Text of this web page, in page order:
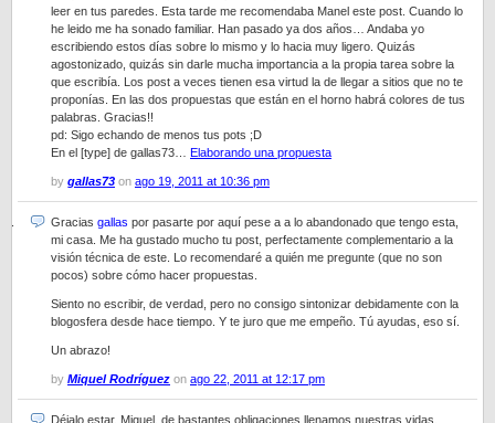
leer en tus paredes. Esta tarde me recomendaba Manel este post. Cuando lo
he leido me ha sonado familiar. Han pasado ya dos años… Andaba yo
escribiendo estos días sobre lo mismo y lo hacia muy ligero. Quizás
agostonizado, quizás sin darle mucha importancia a la propia tarea sobre la
que escribía. Los post a veces tienen esa virtud la de llegar a sitios que no te
proponías. En las dos propuestas que están en el horno habrá colores de tus
palabras. Gracias!!
pd: Sigo echando de menos tus pots ;D
En el [type] de gallas73… Elaborando una propuesta
by gallas73 on ago 19, 2011 at 10:36 pm
Gracias gallas por pasarte por aquí pese a a lo abandonado que tengo esta,
mi casa. Me ha gustado mucho tu post, perfectamente complementario a la
visión técnica de este. Lo recomendaré a quién me pregunte (que no son
pocos) sobre cómo hacer propuestas.
Siento no escribir, de verdad, pero no consigo sintonizar debidamente con la
blogosfera desde hace tiempo. Y te juro que me empeño. Tú ayudas, eso sí.
Un abrazo!
by Miquel Rodríguez on ago 22, 2011 at 12:17 pm
Déjalo estar, Miquel, de bastantes obligaciones llenamos nuestras vidas.